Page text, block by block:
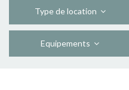
Type de location
Equipements